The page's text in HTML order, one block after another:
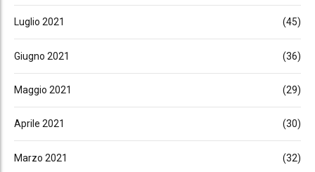
Luglio 2021 (45)
Giugno 2021 (36)
Maggio 2021 (29)
Aprile 2021 (30)
Marzo 2021 (32)